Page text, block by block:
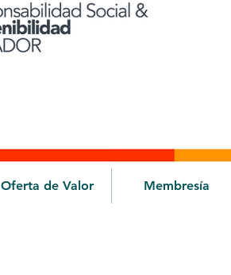
Oferta de Valor Membresía